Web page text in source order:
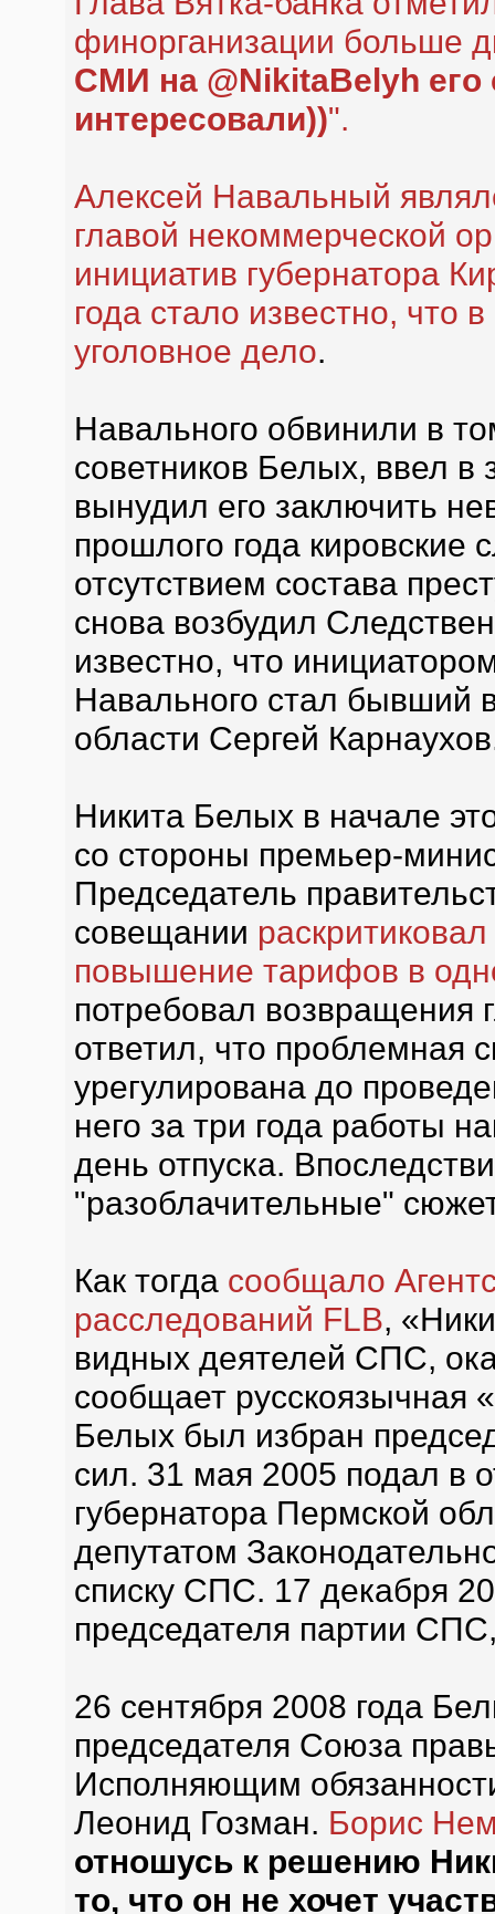
финорганизации больше
СМИ на @NikitaBelyh его
интересовали))".
Алексей Навальный
главой некоммерческой
инициатив губернатора
года стало известно, что
уголовное дело.
Навального обвинили в
советников Белых, ввел в
вынудил его заключить
прошлого года кировские
отсутствием состава
снова возбудил
известно, что
Навального стал бывший
области Сергей
Никита Белых в начале
со стороны премьер-
Председатель
совещании
повышение тарифов в
потребовал возвращения
ответил, что проблемная
урегулирована до
него за три года работы
день отпуска.
"разоблачительные"
Как тогда сообщало
расследований FLB,
видных деятелей СПС,
сообщает русскоязычная
Белых был избран
сил. 31 мая 2005 подал в
губернатора Пермской
депутатом
списку СПС. 17 декабря
председателя партии
26 сентября 2008 года
председателя Союза
Исполняющим
Леонид Гозман. Борис
отношусь к решению
то, что он не хочет